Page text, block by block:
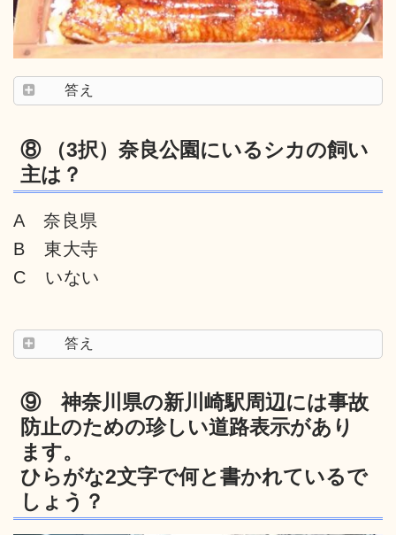
答え
⑧ （3択）奈良公園にいるシカの飼い
主は？
A 奈良県
B 東大寺
C いない
答え
⑨ 神奈川県の新川崎駅周辺には事故
防止のための珍しい道路表示があり
ます。
ひらがな2文字で何と書かれているで
しょう？